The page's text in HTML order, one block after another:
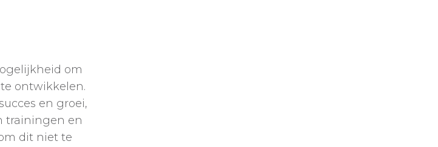
om
ontwikkelen.
en groei,
trainingen en
dit niet te